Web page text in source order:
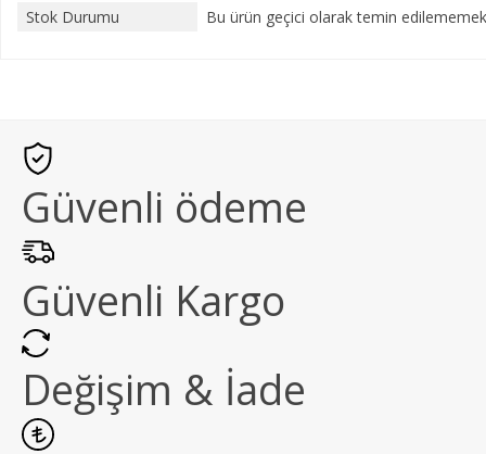
Stok Durumu
Bu ürün geçici olarak temin
Güvenli ödeme
Güvenli Kargo
Değişim & İade